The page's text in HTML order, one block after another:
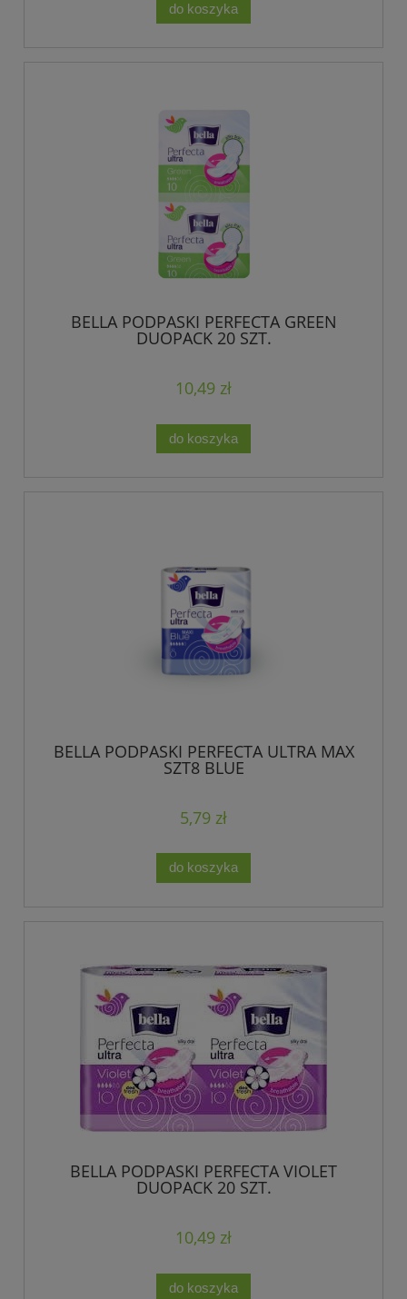
do koszyka
BELLA PODPASKI PERFECTA GREEN
DUOPACK 20 SZT.
10,49 zł
do koszyka
BELLA PODPASKI PERFECTA ULTRA MAX
SZT8 BLUE
5,79 zł
do koszyka
BELLA PODPASKI PERFECTA VIOLET
DUOPACK 20 SZT.
10,49 zł
do koszyka